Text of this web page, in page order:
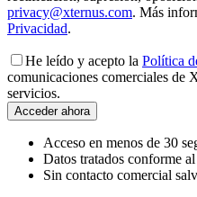
privacy@xternus.com. Más
Privacidad.
He leído y acepto la Política
comunicaciones comerciales de
servicios.
Acceder ahora
Acceso en menos de 30
Datos tratados conforme
Sin contacto comercial